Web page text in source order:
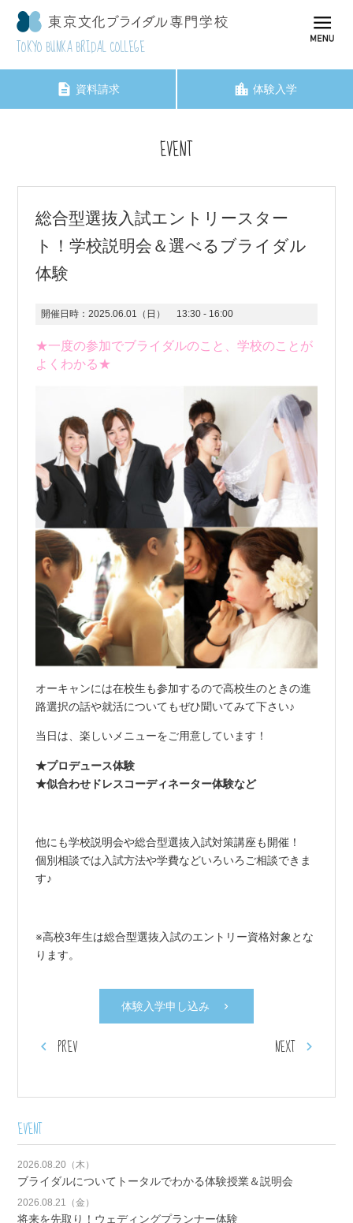
TOKYO BUNKA BRIDAL COLLEGE
資料請求 体験入学
EVENT
総合型選抜入試エントリースター
ト！学校説明会＆選べるブライダル
体験
開催日時： 2025.06.01（日） 13:30 - 16:00
★一度の参加でブライダルのこと、学校のことが
よくわかる★
オーキャンには在校生も参加するので高校生のときの進
路選択の話や就活についてもぜひ聞いてみて下さい♪
当日は、楽しいメニューをご用意しています！
★プロデュース体験
★似合わせドレスコーディネーター体験など
他にも学校説明会や総合型選抜入試対策講座も開催！
個別相談では入試方法や学費などいろいろご相談できま
す♪
※高校3年生は総合型選抜入試のエントリー資格対象とな
ります。
体験入学申し込み
PREV NEXT
EVENT
2026.08.20（木）
ブライダルについてトータルでわかる体験授業＆説明会
2026.08.21（金）
将来を先取り！ウェディングプランナー体験